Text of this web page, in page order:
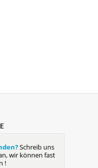
Schreib uns
wir können fast
!